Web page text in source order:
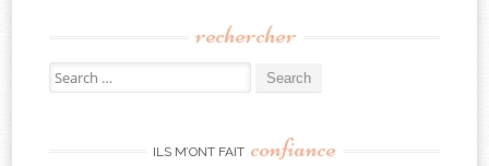
rechercher
Search
for:
ILS M’ONT FAIT confiance